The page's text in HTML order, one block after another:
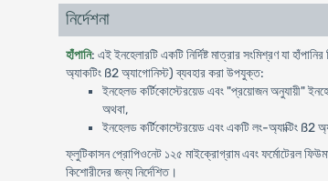
নির্দেশনা
হাঁপানি: এই ইনহেলারটি একটি নির্দিষ্ট মাত্রার সংমিশ্রণ যা
অ্যাকটিং ß2 অ্যাগোনিস্ট) ব্যবহার করা উপযুক্ত:
ইনহেলড কর্টিকোস্টেরয়েড এবং "প্রয়োজন অনুযায়ী"
অথবা,
ইনহেলড কর্টিকোস্টেরয়েড এবং একটি লং-অ্যাক্টিং ß2
ফ্লুটিকাসন প্রোপিওনেট ১২৫ মাইক্রোগ্রাম এবং ফর্মোটেরল
কিশোরীদের জন্য নির্দেশিত।